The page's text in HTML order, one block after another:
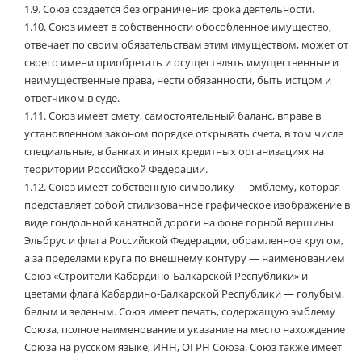
1.9.Союз создается без ограничения срока деятельности.
1.10.Союз имеет в собственности обособленное имущество,
отвечает по своим обязательствам этим имуществом, может от
своего имени приобретать и осуществлять имущественные и
неимущественные права, нести обязанности, быть истцом и
ответчиком в суде.
1.11.Союз имеет смету, самостоятельный баланс, вправе в
установленном законом порядке открывать счета, в том числе
специальные, в банках и иных кредитных организациях на
территории Российской Федерации.
1.12.Союз имеет собственную символику — эмблему, которая
представляет собой стилизованное графическое изображение в
виде гондольной канатной дороги на фоне горной вершины
Эльбрус и флага Российской Федерации, обрамленное кругом,
а за пределами круга по внешнему контуру — наименованием
Союз «Строители Кабардино-Балкарской Республики» и
цветами флага Кабардино-Балкарской Республики — голубым,
белым и зеленым. Союз имеет печать, содержащую эмблему
Союза, полное наименование и указание на место нахождение
Союза на русском языке, ИНН, ОГРН Союза. Союз также имеет